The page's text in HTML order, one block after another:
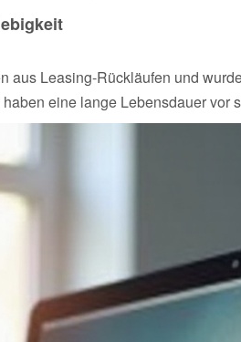
aus Leasing-Rückläufen und
eine lange Lebensdauer vor